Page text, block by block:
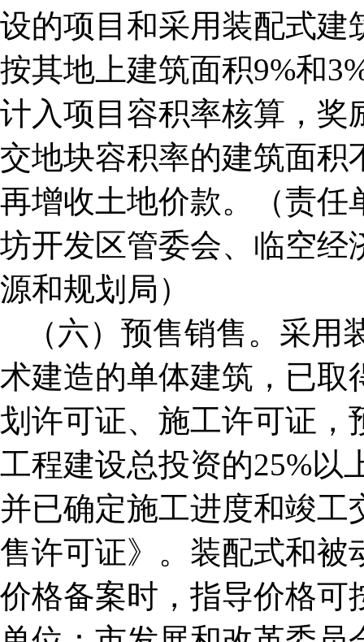
设的项目和采用装配式建
按其地上建筑面积9%和
计入项目容积率核算，奖
交地块容积率的建筑面积
再增收土地价款。（责任
坊开发区管委会、临空经
源和规划局）
（六）预售销售。采
术建造的单体建筑，已取
划许可证、施工许可证，
工程建设总投资的25%以
并已确定施工进度和竣
售许可证》。装配式和被
价格备案时，指导价格可